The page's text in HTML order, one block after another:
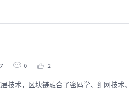
0 2
技术，区块链融合了密码学、组网技